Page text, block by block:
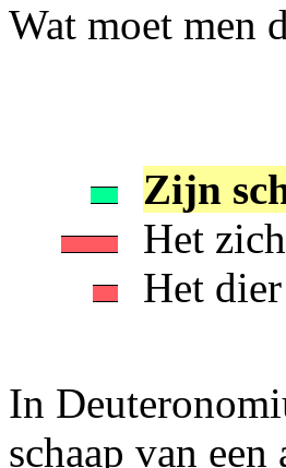
Wat moet men
Zijn
Het
Het
In
schaap van